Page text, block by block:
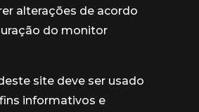
alterações de acordo
do monitor
site deve ser usado
informativos e